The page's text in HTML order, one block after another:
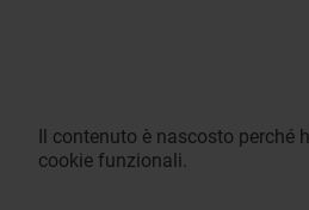
Il contenuto è nascosto perché
cookie funzionali.